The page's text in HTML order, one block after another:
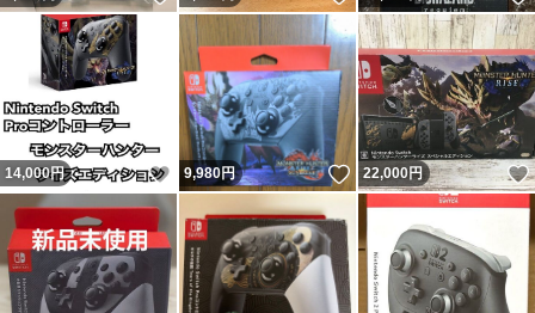
14,000円 いいね！
9,980円 いいね！
22,000円